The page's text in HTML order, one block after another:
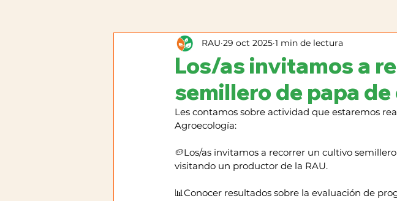
Los/as invitamos a
semillero de papa
RAU 29 oct 2025 1 min de lectura
Les contamos sobre actividad que estaremos
Agroecología:
🥔Los/as invitamos a recorrer un cultivo
visitando un productor de la RAU.
📊Conocer resultados sobre la evaluación de